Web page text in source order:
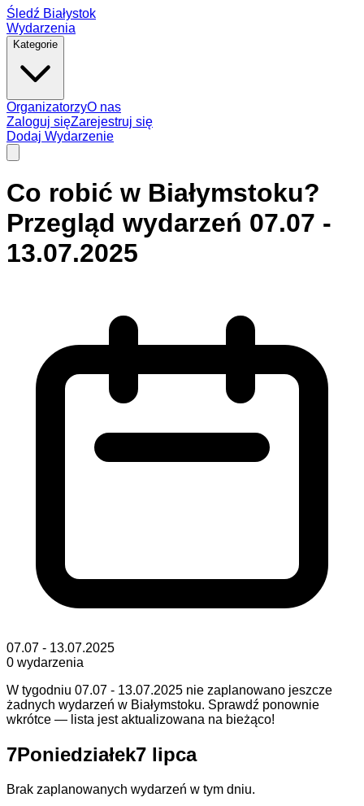
Śledź Białystok
Wydarzenia
Kategorie
OrganizatorzyO nas
Zaloguj sięZarejestruj się
Dodaj Wydarzenie
Co robić w Białymstoku?
Przegląd wydarzeń 07.07 -
13.07.2025
07.07 - 13.07.2025
0 wydarzenia
W tygodniu 07.07 - 13.07.2025 nie zaplanowano jeszcze
żadnych wydarzeń w Białymstoku. Sprawdź ponownie
wkrótce — lista jest aktualizowana na bieżąco!
7Poniedziałek7 lipca
Brak zaplanowanych wydarzeń w tym dniu.